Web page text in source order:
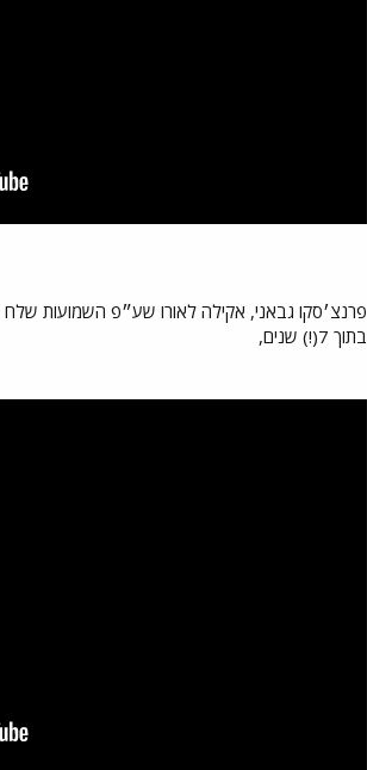
פרנצ׳סקו גבאני, אקילה לאורו שע״פ השמועות
בתוך 7(!) שנים,